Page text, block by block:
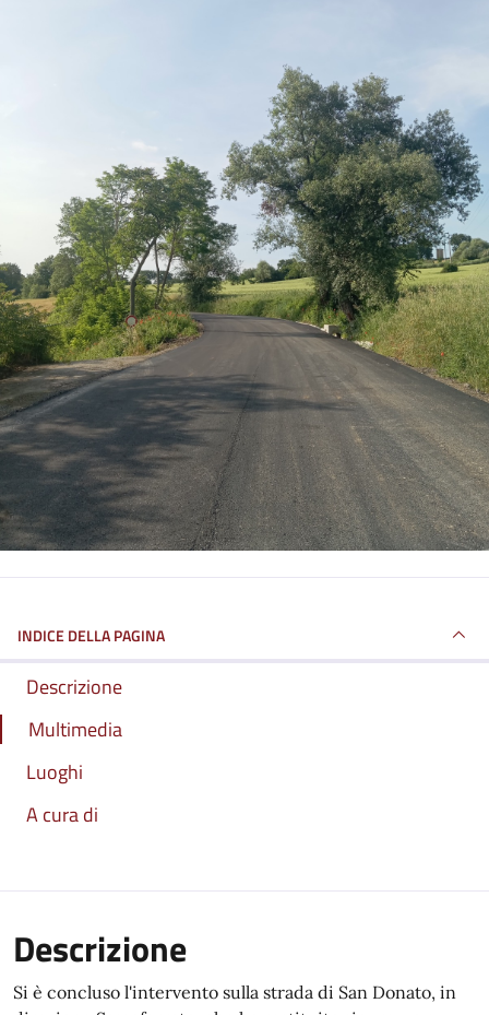
INDICE DELLA PAGINA
Descrizione
Multimedia
Luoghi
A cura di
Descrizione
Si è concluso l'intervento sulla strada di San Donato, in